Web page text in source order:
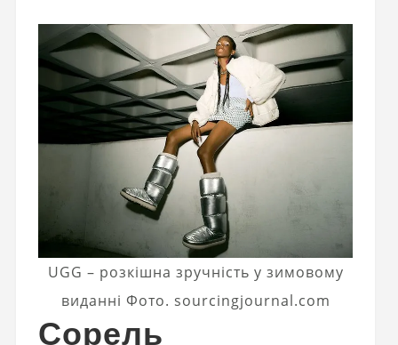
UGG – розкішна зручність у зимовому
виданні Фото. sourcingjournal.com
Сорель